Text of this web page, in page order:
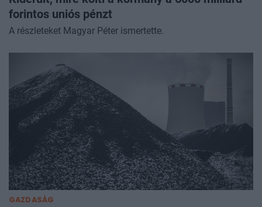
forintos uniós pénzt
A részleteket Magyar Péter ismertette.
GAZDASÁG